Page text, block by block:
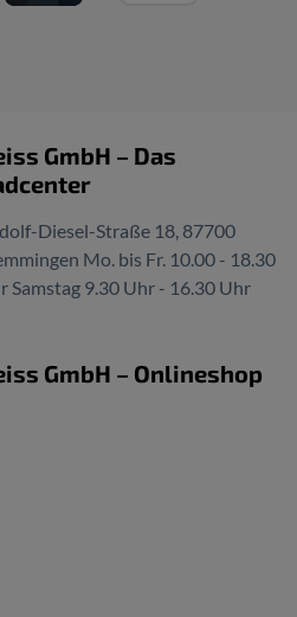
GmbH – Das
Diesel-Straße 18, 87700
Mo. bis Fr. 10.00 - 18.30
Samstag 9.30 Uhr - 16.30 Uhr
GmbH – Onlineshop